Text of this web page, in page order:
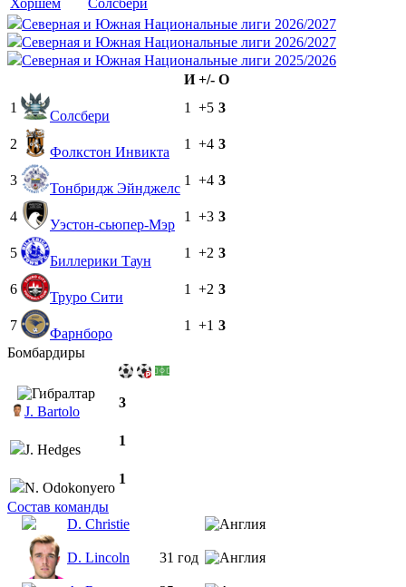
Северная и Южная Национальные лиги 2026/2027
Северная и Южная Национальные лиги 2026/2027
Северная и Южная Национальные лиги 2025/2026
И +/- О
1
Солсбери
1 +5 3
2
Фолкстон Инвикта
1 +4 3
3
Тонбридж Эйнджелс
1 +4 3
4
Уэстон-сьюпер-Мэр
1 +3 3
5
Биллерики Таун
1 +2 3
6
Труро Сити
1 +2 3
7
Фарнборо
1 +1 3
Бомбардиры
J. Bartolo
3
J. Hedges
1
N. Odokonyero
1
Состав команды
D. Christie
D. Lincoln 31 год